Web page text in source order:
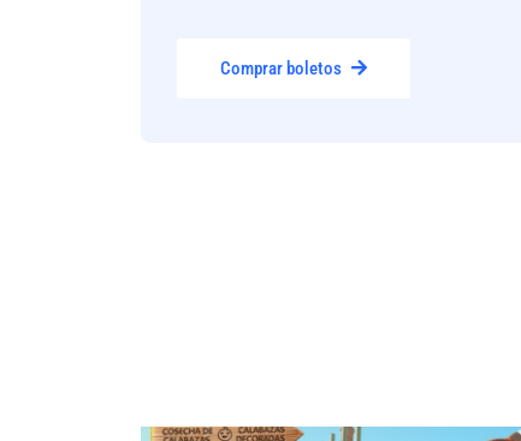
Comprar boletos